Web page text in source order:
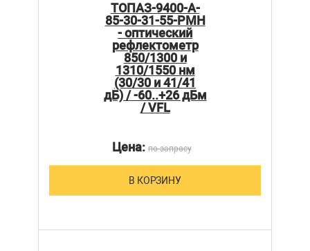
ТОПАЗ-9400-A-
85-30-31-55-PMH
- оптический
рефлектометр
850/1300 и
1310/1550 нм
(30/30 и 41/41
дБ) / -60..+26 дБм
/ VFL
Цена:по запросу
В КОРЗИНУ